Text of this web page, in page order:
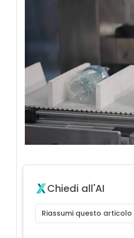
Chiedi all'AI
Riassumi questo articolo